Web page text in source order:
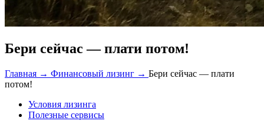
Бери сейчас — плати потом!
Главная → Финансовый лизинг → Бери сейчас — плати
потом!
Условия лизинга
Полезные сервисы